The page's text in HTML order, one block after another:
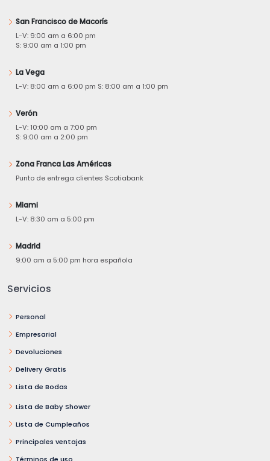
San Francisco de Macorís
L-V: 9:00 am a 6:00 pm
S: 9:00 am a 1:00 pm
La Vega
L-V: 8:00 am a 6:00 pm S: 8:00 am a 1:00 pm
Verón
L-V: 10:00 am a 7:00 pm
S: 9:00 am a 2:00 pm
Zona Franca Las Américas
Punto de entrega clientes Scotiabank
Miami
L-V: 8:30 am a 5:00 pm
Madrid
9:00 am a 5:00 pm hora española
Servicios
Personal
Empresarial
Devoluciones
Delivery Gratis
Lista de Bodas
Lista de Baby Shower
Lista de Cumpleaños
Principales ventajas
Términos de uso